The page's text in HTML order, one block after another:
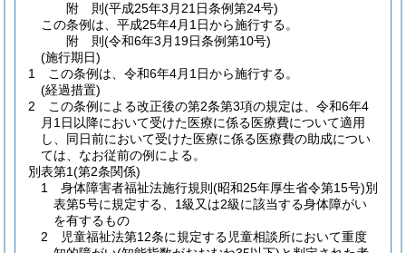
附 則(平成25年3月21日条例第24号)
この条例は、平成25年4月1日から施行する。
附 則(令和6年3月19日条例第10号)
(施行期日)
1
この条例は、令和6年4月1日から施行する。
(経過措置)
2
この条例による改正後の第2条第3項の規定は、令和6年4
月1日以降において受けた医療に係る医療費について適用
し、同日前において受けた医療に係る医療費の助成につい
ては、なお従前の例による。
別表第1(第2条関係)
1 身体障害者福祉法施行規則(昭和25年厚生省令第15号)別
表第5号に規定する、1級又は2級に該当する身体障がい
を有するもの
2 児童福祉法第12条に規定する児童相談所において重度